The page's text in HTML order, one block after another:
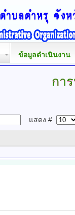
ข้อมูลดำเนินงาน
กา
แสดง #